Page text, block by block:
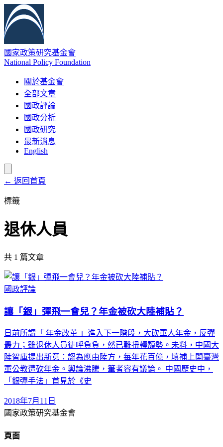
國家政策研究基金會
National Policy Foundation
關於基金會
全部文章
國政評論
國政分析
國政研究
最新消息
English
← 返回首頁
標籤
退休人員
共 1 篇文章
國政評論
讓「銀」彈飛一會兒？年金被砍大陸補貼？
日前所謂「 年金改革 」進入下一階段，大砍軍人年金，反彈
最力；雖退休人員徒呼負負，然已難扭轉頹勢。未料，中國大
陸智庫提出新意：認為應由陸方，每年花百億，填補上開臺灣
軍公教遭砍年金。輿論沸騰，筆者容有議論。 中國歷史中，
「銀彈手法」首見於《史
2018年7月11日
國家政策研究基金會
頁面